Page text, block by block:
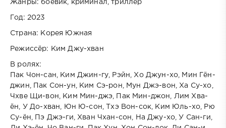
Жанры: боевик, криминал, триллер
Год: 2023
Страна: Корея Южная
Режиссёр: Ким Джу-хван
В ролях:
Пак Чон-сан, Ким Джин-гу, Рэйн, Хо Джун-хо, Мин Гён-
джин, Пак Сон-ун, Ким Сэ-рон, Мун Джэ-вон, Ха Су-хо,
Чхве Щи-вон, Ким Мин-джэ, Пак Мин-джон, Лим Хва-
ён, У До-хван, Юн Ю-сон, Тхэ Вон-сок, Ким Юль-хо, Рю
Су-ён, Пэ Джэ-ги, Хван Чхан-сон, На Джу-хо, У Сан-ги,